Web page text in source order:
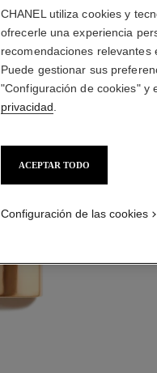
CHANEL utiliza cookies y
ofrecerle una experiencia
recomendaciones relevantes
Puede gestionar sus
"Configuración de cookies" y
privacidad
ACEPTAR TODO
Configuración de las cookies